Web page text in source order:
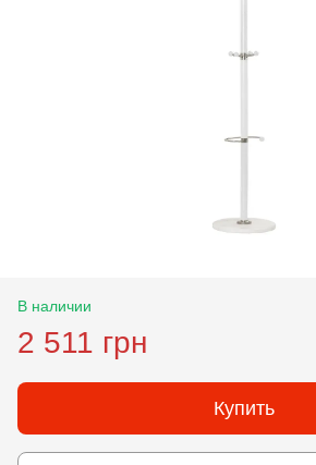
В наличии
2 511 грн
Купить